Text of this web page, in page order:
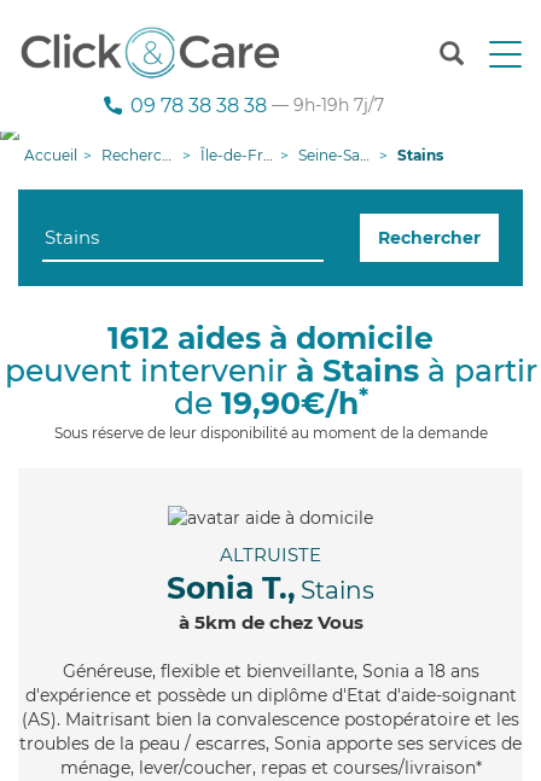
T
n
g
i
09 78 38 38 38 — 9h-19h 7j/7
Accueil Recherche aide à domicile Île-de-France Seine-Saint-Denis Stains
Rechercher
1612 aides à domicile
peuvent intervenir à Stainsà partir
de 19,90€/h*
Sous réserve de leur disponibilité au moment de la demande
ALTRUISTE
Sonia T., Stains
à 5km de chez Vous
Généreuse, flexible et bienveillante, Sonia a 18 ans
d'expérience et possède un diplôme d'Etat d'aide-soignant
(AS). Maitrisant bien la convalescence postopératoire et les
troubles de la peau / escarres, Sonia apporte ses services de
ménage, lever/coucher, repas et courses/livraison*